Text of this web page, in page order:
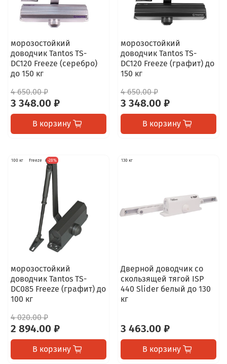
морозостойкий
доводчик Tantos TS-
DC120 Freeze (серебро)
до 150 кг
4 650.00 ₽
3 348.00 ₽
В корзину
морозостойкий
доводчик Tantos TS-
DC120 Freeze (графит) до
150 кг
4 650.00 ₽
3 348.00 ₽
В корзину
100 кг Freeze -28%
морозостойкий
доводчик Tantos TS-
DC085 Freeze (графит) до
100 кг
4 020.00 ₽
2 894.00 ₽
В корзину
130 кг
Дверной доводчик со
скользящей тягой ISP
440 Slider белый до 130
кг
3 463.00 ₽
В корзину